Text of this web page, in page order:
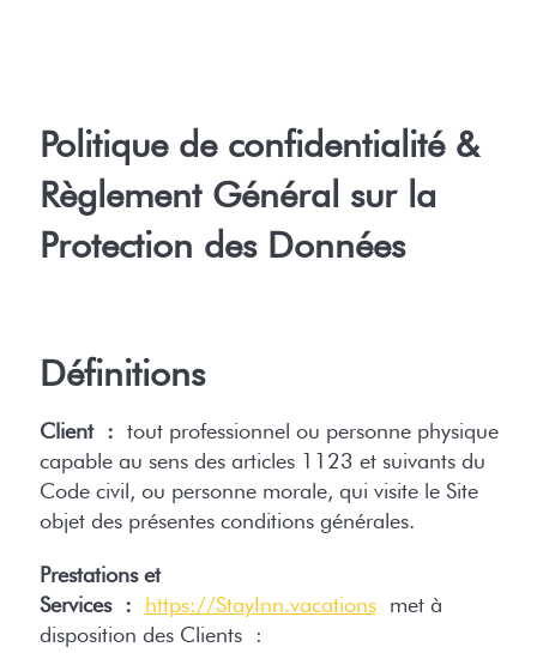
Politique de confidentialité &
Règlement Général sur la
Protection des Données
Définitions
Client : tout professionnel ou personne physique
capable au sens des articles 1123 et suivants du
Code civil, ou personne morale, qui visite le Site
objet des présentes conditions générales.
Prestations et
Services :
https://StayInn.vacationsmet à
disposition des Clients :